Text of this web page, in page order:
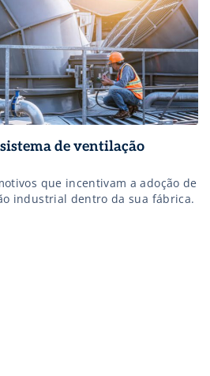
de ventilação
que incentivam a adoção de
industrial dentro da sua fábrica.